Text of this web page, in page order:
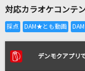
リアルタ
対応カラオケコンテ
デンモクアプリ